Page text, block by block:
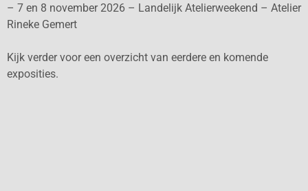
– 7 en 8 november 2026 – Landelijk Atelierweekend – Atelier
Rineke Gemert
Kijk verder voor een overzicht van eerdere en komende
exposities.